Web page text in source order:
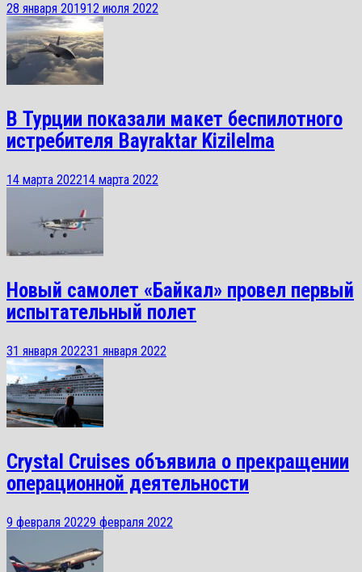
28 января 201912 июля 2022
В Турции показали макет беспилотного
истребителя Bayraktar Kizilelma
14 марта 202214 марта 2022
Новый самолет «Байкал» провел первый
испытательный полет
31 января 202231 января 2022
Crystal Cruises объявила о прекращении
операционной деятельности
9 февраля 20229 февраля 2022